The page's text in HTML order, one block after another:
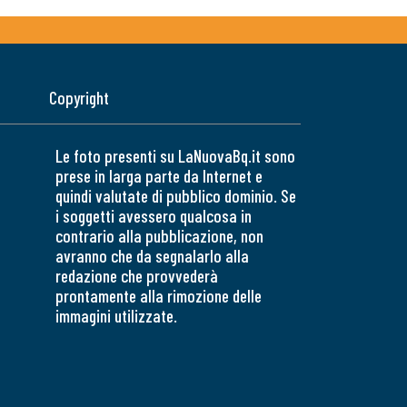
Copyright
Le foto presenti su LaNuovaBq.it sono
prese in larga parte da Internet e
quindi valutate di pubblico dominio. Se
i soggetti avessero qualcosa in
contrario alla pubblicazione, non
avranno che da segnalarlo alla
redazione che provvederà
prontamente alla rimozione delle
immagini utilizzate.